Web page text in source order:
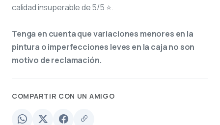
calidad insuperable de 5/5 ⭐.
Tenga en cuenta que variaciones menores en la
pintura o imperfecciones leves en la caja no son
motivo de reclamación.
COMPARTIR CON UN AMIGO